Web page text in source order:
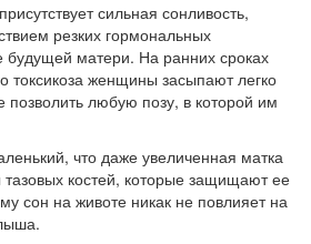
сильная сонливость,
резких гормональных
будущей матери. На ранних сроках
токсикоза женщины засыпают легко
позволить любую позу, в которой им
что даже увеличенная матка
костей, которые защищают ее
сон на животе никак не повлияет на